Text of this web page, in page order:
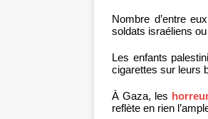
Nombre d’entre
soldats israéliens
Les enfants
cigarettes sur leurs
À Gaza, les
reflète en rien